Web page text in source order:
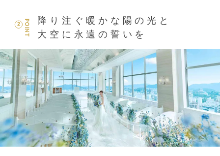
POINT
2
降り注ぐ暖かな陽の光と
大空に永遠の誓いを